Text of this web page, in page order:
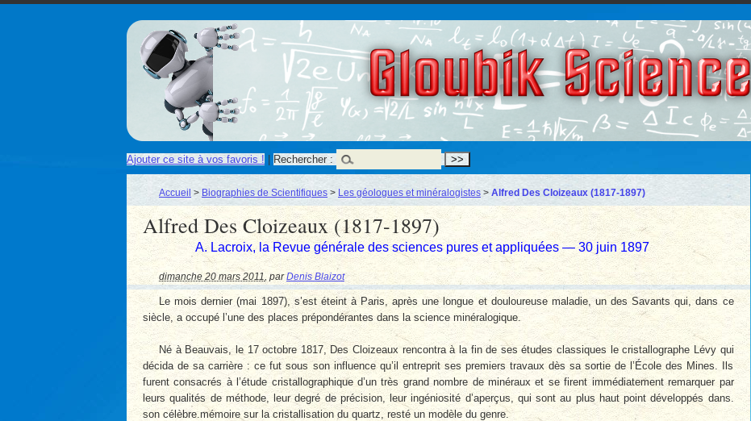
Gloubik Sciences
Ajouter ce site à vos favoris ! | Rechercher :
Accueil > Biographies de Scientifiques > Les géologues et minéralogistes > Alfred Des Cloizeaux (1817-1897)
Alfred Des Cloizeaux (1817-1897)
A. Lacroix, la Revue générale des sciences pures et appliquées — 30 juin 1897
dimanche 20 mars 2011 parDenis Blaizot
Le mois dernier (mai 1897), s’est éteint à Paris, après une longue et douloureuse maladie, un des Savants qui, dans ce
siècle, a occupé l’une des places prépondérantes dans la science minéralogique.
Né à Beauvais, le 17 octobre 1817, Des Cloizeaux rencontra à la fin de ses études classiques le cristallographe Lévy qui
décida de sa carrière : ce fut sous son influence qu’il entreprit ses premiers travaux dès sa sortie de l’École des Mines. Ils
furent consacrés à l’étude cristallographique d’un très grand nombre de minéraux et se firent immédiatement remarquer par
leurs qualités de méthode, leur degré de précision, leur ingéniosité d’aperçus, qui sont au plus haut point développés dans.
son célèbre.mémoire sur la cristallisation du quartz, resté un modèle du genre.